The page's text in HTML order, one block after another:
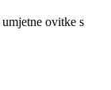
ovitke s